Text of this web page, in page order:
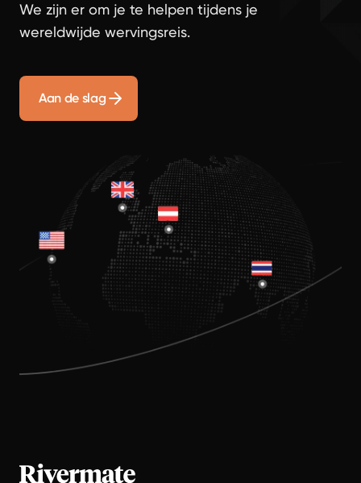
We zijn er om je te helpen tijdens je
wereldwijde wervingsreis.
Aan de slag